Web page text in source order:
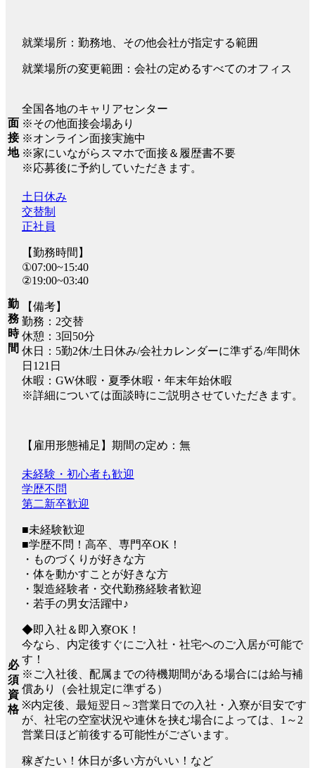
就業場所：勤務地、その他会社が指定する範囲
就業場所の変更範囲：会社の定めるすべてのオフィス
面
接
地
全国各地のキャリアセンター
※その他面接会場あり
※オンライン面接実施中
※家にいながらスマホで面接＆履歴書不要
※応募後に予約していただきます。
勤
務
時
間
土日休み
交替制
正社員
【勤務時間】
①07:00~15:40
②19:00~03:40
【備考】
勤務：2交替
休憩：3回50分
休日：5勤2休/土日休み/会社カレンダーに準ずる/年間休
日121日
休暇：GW休暇・夏季休暇・年末年始休暇
※詳細については面談時にご説明させていただきます。
【雇用形態補足】期間の定め：無
必
須
資
格
未経験・初心者も歓迎
学歴不問
第二新卒歓迎
■未経験歓迎
■学歴不問！高卒、専門卒OK！
・ものづくりが好きな方
・体を動かすことが好きな方
・製造経験者・交代勤務経験者歓迎
・若手の男女活躍中♪
◆即入社＆即入寮OK！
今なら、内定後すぐにご入社・社宅へのご入居が可能で
す！
※ご入社後、配属までの待機期間がある場合には給与補
償あり（会社規定に準ずる）
※内定後、最短翌日～3営業日での入社・入寮が目安です
が、社宅の空室状況や連休を挟む場合によっては、1～2
営業日ほど前後する可能性がございます。
稼ぎたい！休日が多い方がいい！など